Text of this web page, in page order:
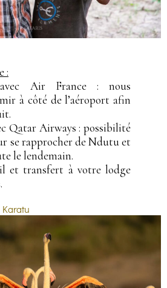
:
Air France : nous
à côté de l’aéroport afin
Qatar Airways : possibilité
se rapprocher de Ndutu et
le lendemain.
et transfert à votre lodge